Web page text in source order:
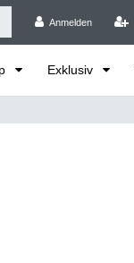
Anmelden
Exklusiv